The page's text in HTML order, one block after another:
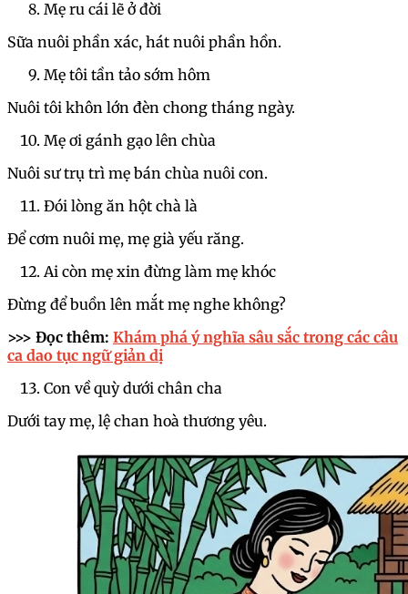
Mẹ ru cái lẽ ở đời
Sữa nuôi phần xác, hát nuôi phần hồn.
Mẹ tôi tần tảo sớm hôm
Nuôi tôi khôn lớn đèn chong tháng ngày.
Mẹ ơi gánh gạo lên chùa
Nuôi sư trụ trì mẹ bán chùa nuôi con.
Đói lòng ăn hột chà là
Để cơm nuôi mẹ, mẹ già yếu răng.
Ai còn mẹ xin đừng làm mẹ khóc
Đừng để buồn lên mắt mẹ nghe không?
>>> Đọc thêm: Khám phá ý nghĩa sâu sắc trong các câu
ca dao tục ngữ giản dị
Con về quỳ dưới chân cha
Dưới tay mẹ, lệ chan hoà thương yêu.